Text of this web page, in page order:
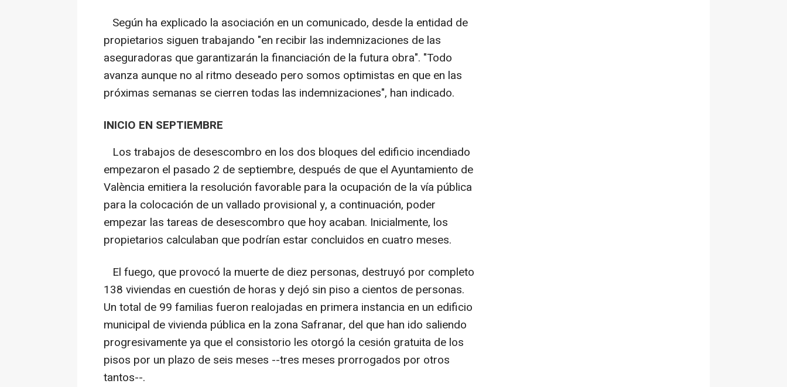
Según ha explicado la asociación en un comunicado, desde la entidad de
propietarios siguen trabajando "en recibir las indemnizaciones de las
aseguradoras que garantizarán la financiación de la futura obra". "Todo
avanza aunque no al ritmo deseado pero somos optimistas en que en las
próximas semanas se cierren todas las indemnizaciones", han indicado.
INICIO EN SEPTIEMBRE
Los trabajos de desescombro en los dos bloques del edificio incendiado
empezaron el pasado 2 de septiembre, después de que el Ayuntamiento de
València emitiera la resolución favorable para la ocupación de la vía pública
para la colocación de un vallado provisional y, a continuación, poder
empezar las tareas de desescombro que hoy acaban. Inicialmente, los
propietarios calculaban que podrían estar concluidos en cuatro meses.
El fuego, que provocó la muerte de diez personas, destruyó por completo
138 viviendas en cuestión de horas y dejó sin piso a cientos de personas.
Un total de 99 familias fueron realojadas en primera instancia en un edificio
municipal de vivienda pública en la zona Safranar, del que han ido saliendo
progresivamente ya que el consistorio les otorgó la cesión gratuita de los
pisos por un plazo de seis meses --tres meses prorrogados por otros
tantos--.